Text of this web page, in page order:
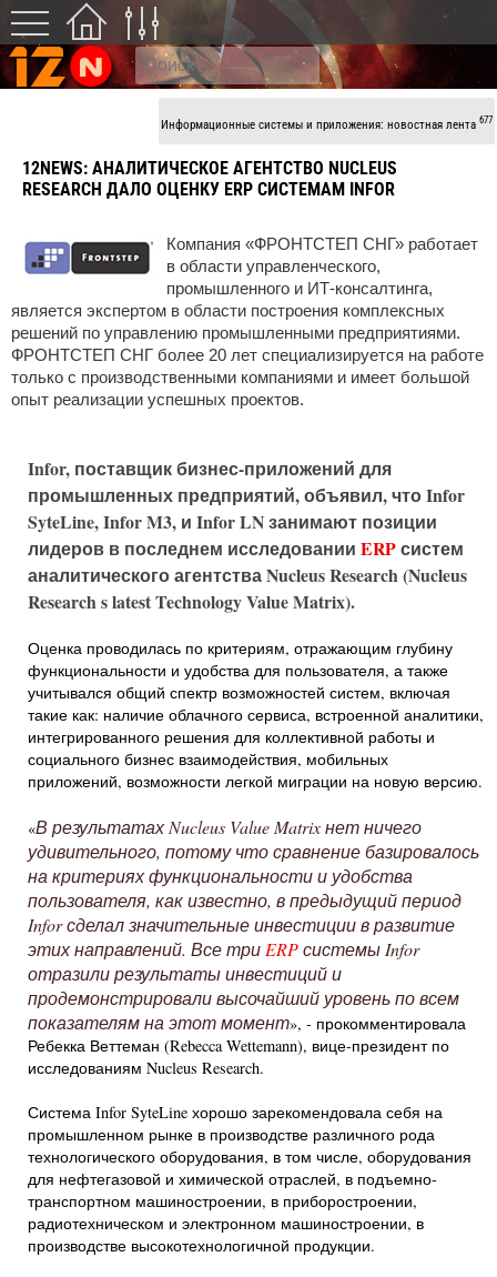
Информационные системы и приложения: новостная лента 677
12NEWS: АНАЛИТИЧЕСКОЕ АГЕНТСТВО NUCLEUS
RESEARCH ДАЛО ОЦЕНКУ ERP СИСТЕМАМ INFOR
Компания «ФРОНТСТЕП СНГ» работает
в области управленческого,
промышленного и ИТ-консалтинга,
является экспертом в области построения комплексных
решений по управлению промышленными предприятиями.
ФРОНТСТЕП СНГ более 20 лет специализируется на работе
только с производственными компаниями и имеет большой
опыт реализации успешных проектов.
Infor, поставщик бизнес-приложений для
промышленных предприятий, объявил, что Infor
SyteLine, Infor M3, и Infor LN занимают позиции
лидеров в последнем исследовании ERPсистем
аналитического агентства Nucleus Research (Nucleus
Research s latest Technology Value Matrix).
Оценка проводилась по критериям, отражающим глубину
функциональности и удобства для пользователя, а также
учитывался общий спектр возможностей систем, включая
такие как: наличие облачного сервиса, встроенной аналитики,
интегрированного решения для коллективной работы и
социального бизнес взаимодействия, мобильных
приложений, возможности легкой миграции на новую версию.
«В результатах Nucleus Value Matrix нет ничего
удивительного, потому что сравнение базировалось
на критериях функциональности и удобства
пользователя, как известно, в предыдущий период
Infor сделал значительные инвестиции в развитие
этих направлений. Все три ERPсистемы Infor
отразили результаты инвестиций и
продемонстрировали высочайший уровень по всем
показателям на этот момент», - прокомментировала
Ребекка Веттеман (Rebecca Wettemann), вице-президент по
исследованиям Nucleus Research.
Система Infor SyteLine хорошо зарекомендовала себя на
промышленном рынке в производстве различного рода
технологического оборудования, в том числе, оборудования
для нефтегазовой и химической отраслей, в подъемно-
транспортном машиностроении, в приборостроении,
радиотехническом и электронном машиностроении, в
производстве высокотехнологичной продукции.